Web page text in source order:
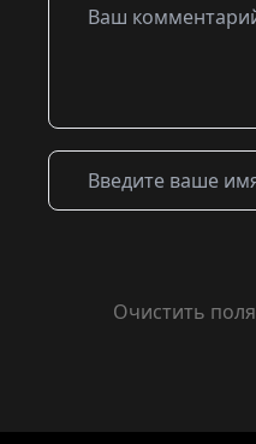
Очистить поля